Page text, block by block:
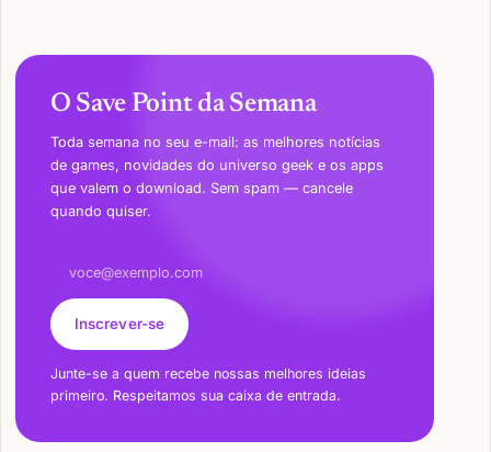
O Save Point da Semana
Toda semana no seu e-mail: as melhores notícias
de games, novidades do universo geek e os apps
que valem o download. Sem spam — cancele
quando quiser.
Inscrever-se
Junte-se a quem recebe nossas melhores ideias
primeiro. Respeitamos sua caixa de entrada.